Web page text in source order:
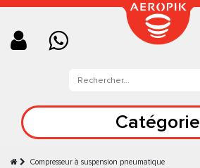
Catégorie
Compresseur à suspension pneumatique